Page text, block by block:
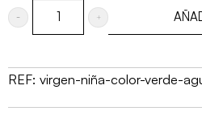
virgen
color
REF: virgen-niña-color-verde-